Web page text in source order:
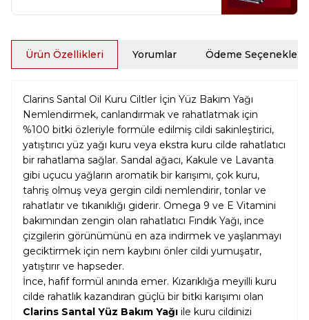
Ürün Özellikleri Yorumlar Ödeme Seçenekleri
Clarins Santal Oil Kuru Ciltler İçin Yüz Bakım Yağı
Nemlendirmek, canlandırmak ve rahatlatmak için
%100 bitki özleriyle formüle edilmiş cildi sakinleştirici,
yatıştırıcı yüz yağı kuru veya ekstra kuru cilde rahatlatıcı
bir rahatlama sağlar. Sandal ağacı, Kakule ve Lavanta
gibi uçucu yağların aromatik bir karışımı, çok kuru,
tahriş olmuş veya gergin cildi nemlendirir, tonlar ve
rahatlatır ve tıkanıklığı giderir. Omega 9 ve E Vitamini
bakımından zengin olan rahatlatıcı Fındık Yağı, ince
çizgilerin görünümünü en aza indirmek ve yaşlanmayı
geciktirmek için nem kaybını önler cildi yumuşatır,
yatıştırır ve hapseder.
İnce, hafif formül anında emer. Kızarıklığa meyilli kuru
cilde rahatlık kazandıran güçlü bir bitki karışımı olan
Clarins Santal Yüz Bakım Yağı ile kuru cildinizi